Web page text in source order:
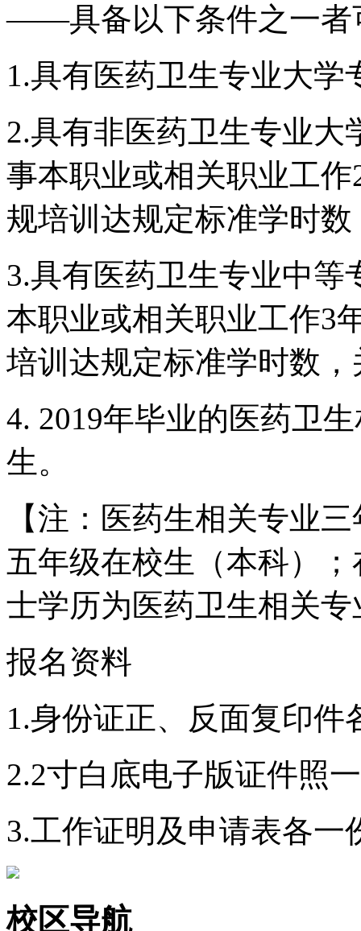
——具备以下条件之一者
1.具有医药卫生专业大学
2.具有非医药卫生专业
事本职业或相关职业工
规培训达规定标准学时
3.具有医药卫生专业中
本职业或相关职业工作3
培训达规定标准学时数
4. 2019年毕业的医药卫
生。
【注：医药生相关专业
五年级在校生（本科）
士学历为医药卫生相关
报名资料
1.身份证正、反面复印件
2.2寸白底电子版证件照
3.工作证明及申请表各一
校区导航